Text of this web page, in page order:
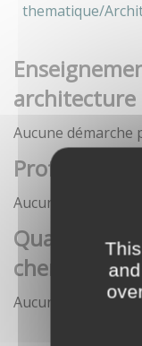
thematique/
architecture
Aucune démarche
Profession
Aucune démarche
Qualification
chercheurs
Aucune démarche